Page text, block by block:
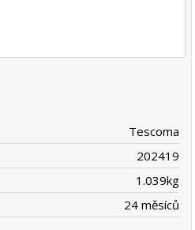
Tescoma
202419
1.039kg
24 měsíců